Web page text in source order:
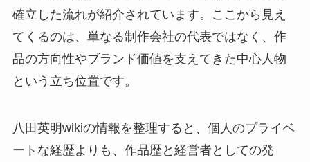
確立した流れが紹介されています。ここから見え
てくるのは、単なる制作会社の代表ではなく、作
品の方向性やブランド価値を支えてきた中心人物
という立ち位置です。
八田英明wikiの情報を整理すると、個人のプライベ
ートな経歴よりも、作品歴と経営者としての発